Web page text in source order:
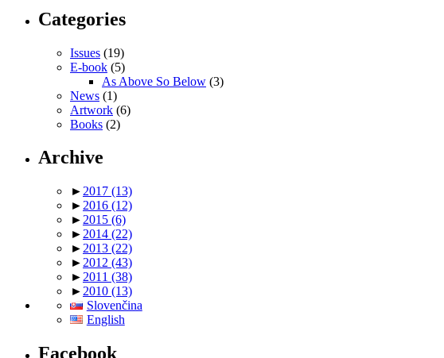
Categories
Issues (19)
E-book (5)
As Above So Below (3)
News (1)
Artwork (6)
Books (2)
Archive
► 2017 (13)
► 2016 (12)
► 2015 (6)
► 2014 (22)
► 2013 (22)
► 2012 (43)
► 2011 (38)
► 2010 (13)
Slovenčina
English
Facebook